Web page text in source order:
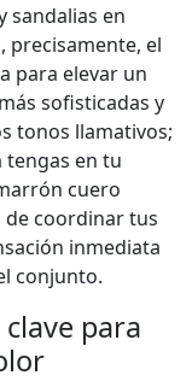
sandalias en
precisamente, el
para elevar un
sofisticadas y
tonos llamativos;
tengas en tu
cuero
de coordinar tus
inmediata
conjunto.
para